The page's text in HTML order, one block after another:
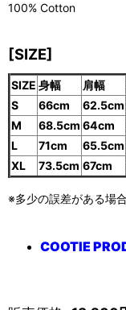
100% Cotton
[SIZE]
SIZE 身幅 肩幅
S
66cm 62.5cm
M
68.5cm 64cm
L
71cm 65.5cm
XL
73.5cm 67cm
※多少の誤差がある場
COOTIE